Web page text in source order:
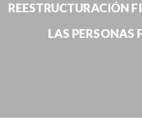
REESTRUCTURACIÓN
LAS PERSONAS